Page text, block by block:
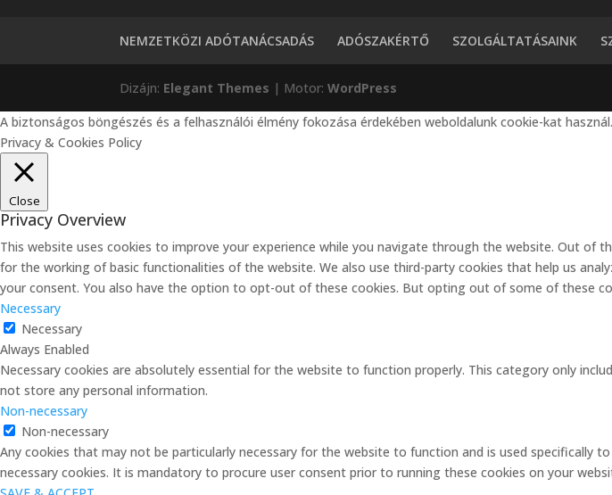
NEMZETKÖZI ADÓTANÁCSADÁS ADÓSZAKÉRTŐ SZOLGÁLTATÁSAINK
Dizájn: Elegant Themes | Motor:WordPress
A biztonságos böngészés és a felhasználói élmény fokozása érdekében weboldalunk cookie-kat
Privacy & Cookies Policy
Close
Privacy Overview
This website uses cookies to improve your experience while you navigate through the website. Out
for the working of basic functionalities of the website. We also use third-party cookies that help us
your consent. You also have the option to opt-out of these cookies. But opting out of some of these
Necessary
Necessary
Always Enabled
Necessary cookies are absolutely essential for the website to function properly. This category only
not store any personal information.
Non-necessary
Non-necessary
Any cookies that may not be particularly necessary for the website to function and is used specifically
necessary cookies. It is mandatory to procure user consent prior to running these cookies on your